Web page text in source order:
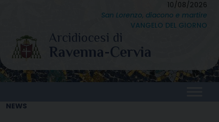
content
10/08/2026
San Lorenzo, diacono e martire
VANGELO DEL GIORNO
NEWS